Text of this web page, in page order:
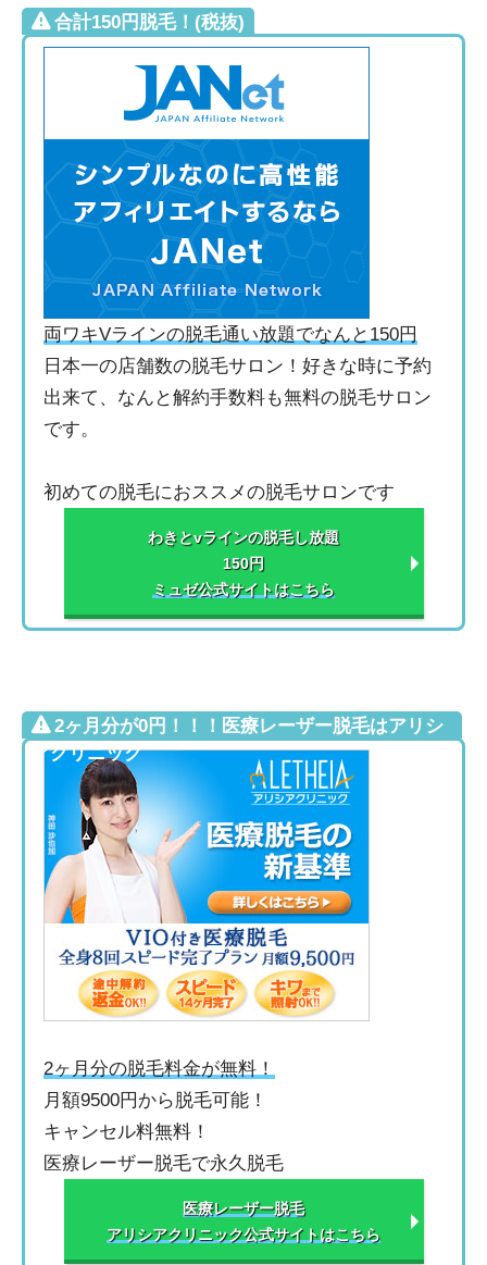
合計150円脱毛！(税抜)
両ワキVラインの脱毛通い放題でなんと150円
日本一の店舗数の脱毛サロン！好きな時に予約
出来て、なんと解約手数料も無料の脱毛サロン
です。
初めての脱毛におススメの脱毛サロンです
わきとvラインの脱毛し放題
150円
ミュゼ公式サイトはこちら
2ヶ月分が0円！！！医療レーザー脱毛はアリシ
アクリニック
2ヶ月分の脱毛料金が無料！
月額9500円から脱毛可能！
キャンセル料無料！
医療レーザー脱毛で永久脱毛
医療レーザー脱毛
アリシアクリニック公式サイトはこちら